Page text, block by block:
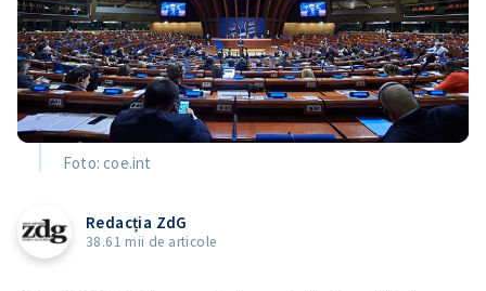
Foto: coe.int
Redacția ZdG
38.61 mii de articole